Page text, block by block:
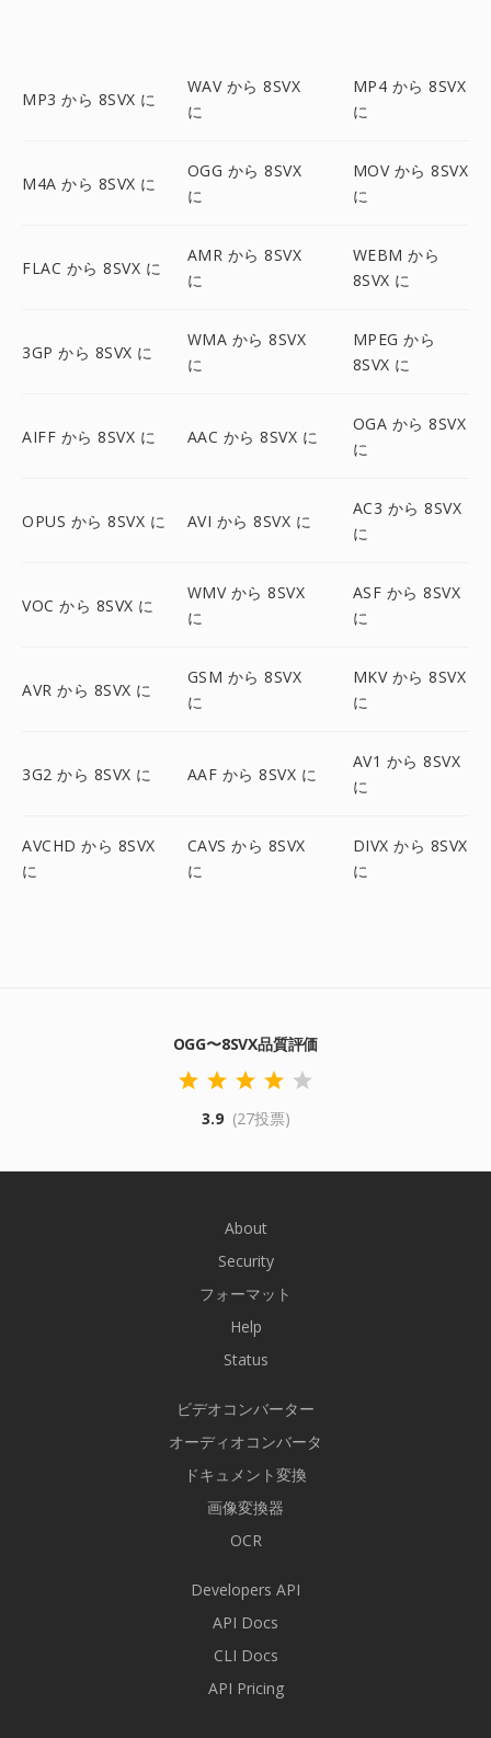
MP3 から 8SVX に
WAV から 8SVX
に
MP4 から 8SVX
に
M4A から 8SVX に
OGG から 8SVX
に
MOV から 8SVX
に
FLAC から 8SVX に
AMR から 8SVX
に
WEBM から
8SVX に
3GP から 8SVX に
WMA から 8SVX
に
MPEG から
8SVX に
AIFF から 8SVX に AAC から 8SVX に
OGA から 8SVX
に
OPUS から 8SVX に AVI から 8SVX に
AC3 から 8SVX
に
VOC から 8SVX に
WMV から 8SVX
に
ASF から 8SVX
に
AVR から 8SVX に
GSM から 8SVX
に
MKV から 8SVX
に
3G2 から 8SVX に AAF から 8SVX に
AV1 から 8SVX
に
AVCHD から 8SVX
に
CAVS から 8SVX
に
DIVX から 8SVX
に
OGG〜8SVX品質評価
3.9 (27投票)
About
Security
フォーマット
Help
Status
ビデオコンバーター
オーディオコンバータ
ドキュメント変換
画像変換器
OCR
Developers API
API Docs
CLI Docs
API Pricing